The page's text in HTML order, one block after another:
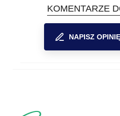
KOMENTARZE
NAPISZ